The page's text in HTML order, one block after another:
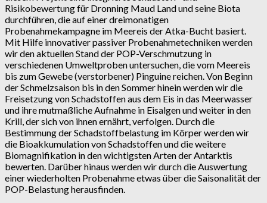
Risikobewertung für Dronning Maud Land und seine Biota
durchführen, die auf einer dreimonatigen
Probenahmekampagne im Meereis der Atka-Bucht basiert.
Mit Hilfe innovativer passiver Probenahmetechniken werden
wir den aktuellen Stand der POP-Verschmutzung in
verschiedenen Umweltproben untersuchen, die vom Meereis
bis zum Gewebe (verstorbener) Pinguine reichen. Von Beginn
der Schmelzsaison bis in den Sommer hinein werden wir die
Freisetzung von Schadstoffen aus dem Eis in das Meerwasser
und ihre mutmaßliche Aufnahme in Eisalgen und weiter in den
Krill, der sich von ihnen ernährt, verfolgen. Durch die
Bestimmung der Schadstoffbelastung im Körper werden wir
die Bioakkumulation von Schadstoffen und die weitere
Biomagnifikation in den wichtigsten Arten der Antarktis
bewerten. Darüber hinaus werden wir durch die Auswertung
einer wiederholten Probenahme etwas über die Saisonalität der
POP-Belastung herausfinden.